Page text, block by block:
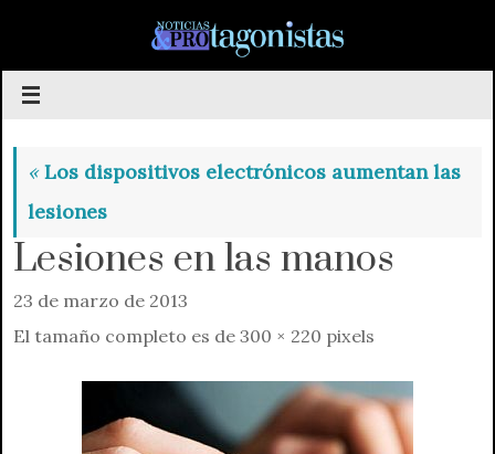
contenido
«Los dispositivos electrónicos aumentan las
lesiones
Lesiones en las manos
23 de marzo de 2013
El tamaño completo es de 300 × 220 pixels